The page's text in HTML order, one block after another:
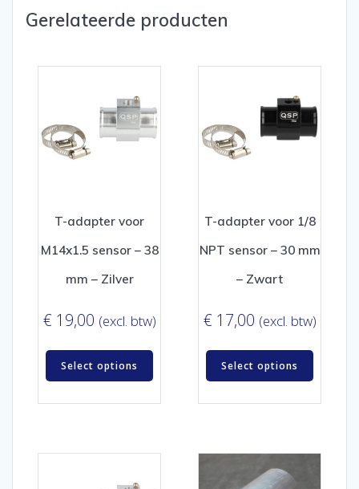
Gerelateerde producten
T-adapter voor
M14x1.5 sensor – 38
mm – Zilver
€ 19,00 (excl. btw)
Select options
T-adapter voor 1/8
NPT sensor – 30 mm
– Zwart
€ 17,00 (excl. btw)
Select options